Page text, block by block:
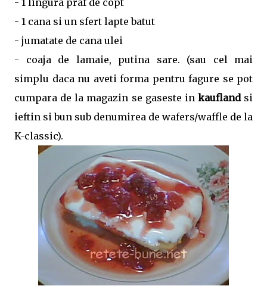
- 1 lingura praf de copt
- 1 cana si un sfert lapte batut
- jumatate de cana ulei
- coaja de lamaie, putina sare. (sau cel mai
simplu daca nu aveti forma pentru fagure se pot
cumpara de la magazin se gaseste in kauflandsi
ieftin si bun sub denumirea de wafers/waffle de la
K-classic).